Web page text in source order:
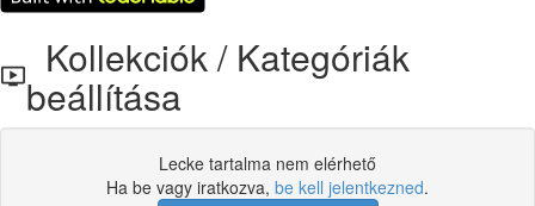
Kollekciók / Kategóriák
beállítása
Lecke tartalma nem elérhető
Ha be vagy iratkozva, be kell jelentkezned.